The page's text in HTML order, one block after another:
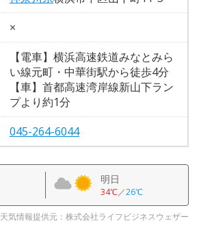
×
【電車】横浜高速鉄道みなとみら
い線元町・中華街駅から徒歩4分
【車】首都高速湾岸線新山下ラン
プより約1分
045-264-6044
明日
34℃／26℃
天気情報提供元：株式会社ライフビジネスウェザー